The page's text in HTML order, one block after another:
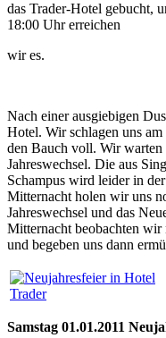
das Trader-Hotel gebucht,
18:00 Uhr erreichen
wir es.
Nach einer ausgiebigen
Hotel. Wir schlagen uns
den Bauch voll. Wir warten
Jahreswechsel. Die aus
Schampus wird leider in
Mitternacht holen wir uns
Jahreswechsel und das
Mitternacht beobachten wir
und begeben uns dann
Samstag 01.01.2011